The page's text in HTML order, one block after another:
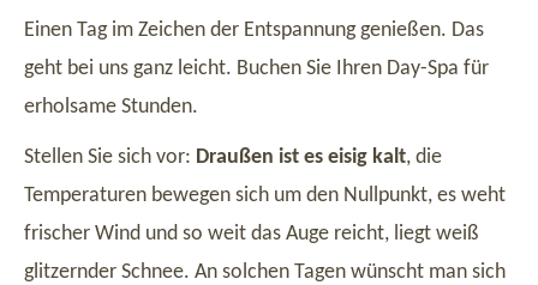
Einen Tag im Zeichen der Entspannung genießen. Das
geht bei uns ganz leicht. Buchen Sie Ihren Day-Spa für
erholsame Stunden.
Stellen Sie sich vor: Draußen ist es eisig kalt, die
Temperaturen bewegen sich um den Nullpunkt, es weht
frischer Wind und so weit das Auge reicht, liegt weiß
glitzernder Schnee. An solchen Tagen wünscht man sich